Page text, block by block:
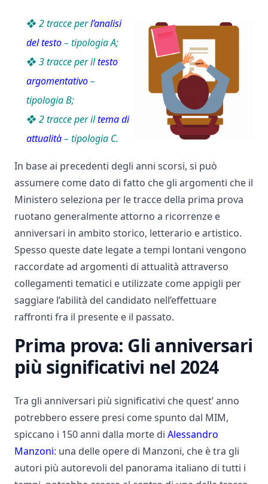
❖ 2 tracce perl’analisi
del testo– tipologia A;
❖ 3 tracce per iltesto
argomentativo–
tipologia B;
❖ 2 tracce per iltema di
attualità– tipologia C.
In base ai precedenti degli anni scorsi, si può
assumere come dato di fatto che gli argomenti che il
Ministero seleziona per le tracce della prima prova
ruotano generalmente attorno a ricorrenze e
anniversari in ambito storico, letterario e artistico.
Spesso queste date legate a tempi lontani vengono
raccordate ad argomenti di attualità attraverso
collegamenti tematici e utilizzate come appigli per
saggiare l’abilità del candidato nell’effettuare
raffronti fra il presente e il passato.
Prima prova: Gli anniversari
più significativi nel 2024
Tra gli anniversari più significativi che quest’ anno
potrebbero essere presi come spunto dal MIM,
spiccano i 150 anni dalla morte di Alessandro
Manzoni: una delle opere di Manzoni, che è tra gli
autori più autorevoli del panorama italiano di tutti i